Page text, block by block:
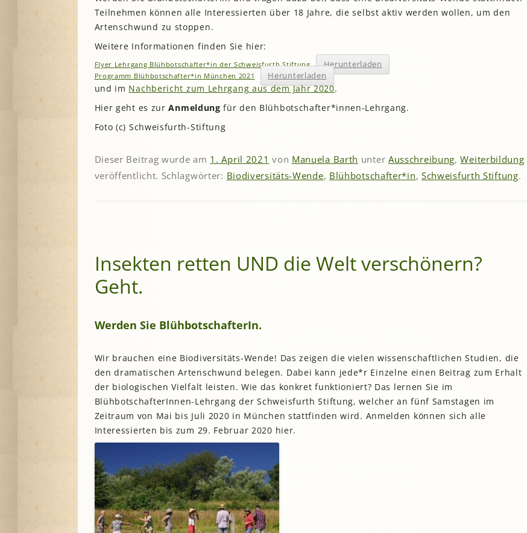
Teilnehmen können alle Interessierten über 18 Jahre, die selbst aktiv werden wollen, um den
Artenschwund zu stoppen.
Weitere Informationen finden Sie hier:
Flyer Lehrgang Blühbotschafter*in der Schweisfurth Stiftung Herunterladen
Programm Blühbotschafter*in München 2021 Herunterladen
und im Nachbericht zum Lehrgang aus dem Jahr 2020.
Hier geht es zurAnmeldung für den Blühbotschafter*innen-Lehrgang.
Foto (c) Schweisfurth-Stiftung
Dieser Beitrag wurde am 1. April 2021 von Manuela Barth unter Ausschreibung,Weiterbildung
veröffentlicht. Schlagwörter: Biodiversitäts-Wende, Blühbotschafter*in, Schweisfurth Stiftung.
Insekten retten UND die Welt verschönern?
Geht.
Werden Sie BlühbotschafterIn.
Wir brauchen eine Biodiversitäts-Wende! Das zeigen die vielen wissenschaftlichen Studien, die
den dramatischen Artenschwund belegen. Dabei kann jede*r Einzelne einen Beitrag zum Erhalt
der biologischen Vielfalt leisten. Wie das konkret funktioniert? Das lernen Sie im
BlühbotschafterInnen-Lehrgang der Schweisfurth Stiftung, welcher an fünf Samstagen im
Zeitraum von Mai bis Juli 2020 in München stattfinden wird. Anmelden können sich alle
Interessierten bis zum 29. Februar 2020 hier.